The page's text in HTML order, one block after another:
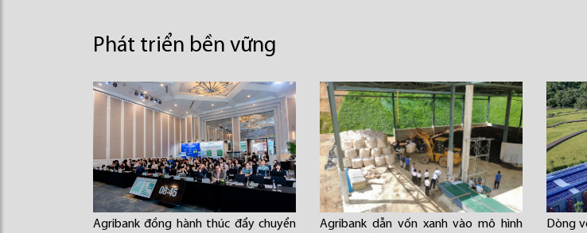
Phát triển bền vững
Agribank đồng hành thúc đẩy chuyển
Agribank dẫn vốn xanh vào mô hình
Dòng